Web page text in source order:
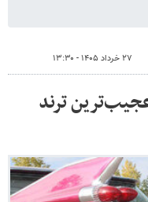
۲۷ خرداد ۱۴۰۵ - ۱۳:۳۰
ترند